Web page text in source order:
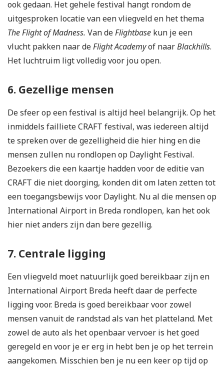
ook gedaan. Het gehele festival hangt rondom de
uitgesproken locatie van een vliegveld en het thema
The Flight of Madness. Van deFlightbase kun je een
vlucht pakken naar deFlight Academyof naarBlackhills.
Het luchtruim ligt volledig voor jou open.
6. Gezellige mensen
De sfeer op een festival is altijd heel belangrijk. Op het
inmiddels failliete CRAFT festival, was iedereen altijd
te spreken over de gezelligheid die hier hing en die
mensen zullen nu rondlopen op Daylight Festival.
Bezoekers die een kaartje hadden voor de editie van
CRAFT die niet doorging, konden dit om laten zetten tot
een toegangsbewijs voor Daylight. Nu al die mensen op
International Airport in Breda rondlopen, kan het ook
hier niet anders zijn dan bere gezellig.
7. Centrale ligging
Een vliegveld moet natuurlijk goed bereikbaar zijn en
International Airport Breda heeft daar de perfecte
ligging voor. Breda is goed bereikbaar voor zowel
mensen vanuit de randstad als van het platteland. Met
zowel de auto als het openbaar vervoer is het goed
geregeld en voor je er erg in hebt ben je op het terrein
aangekomen. Misschien ben je nu een keer op tijd op